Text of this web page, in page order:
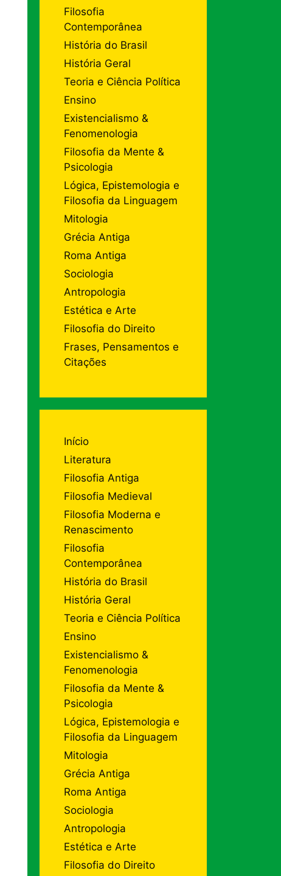
Filosofia
Contemporânea
História do Brasil
História Geral
Teoria e Ciência Política
Ensino
Existencialismo &
Fenomenologia
Filosofia da Mente &
Psicologia
Lógica, Epistemologia e
Filosofia da Linguagem
Mitologia
Grécia Antiga
Roma Antiga
Sociologia
Antropologia
Estética e Arte
Filosofia do Direito
Frases, Pensamentos e
Citações
Início
Literatura
Filosofia Antiga
Filosofia Medieval
Filosofia Moderna e
Renascimento
Filosofia
Contemporânea
História do Brasil
História Geral
Teoria e Ciência Política
Ensino
Existencialismo &
Fenomenologia
Filosofia da Mente &
Psicologia
Lógica, Epistemologia e
Filosofia da Linguagem
Mitologia
Grécia Antiga
Roma Antiga
Sociologia
Antropologia
Estética e Arte
Filosofia do Direito